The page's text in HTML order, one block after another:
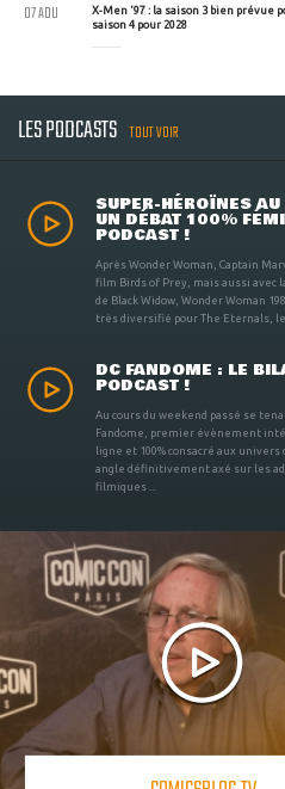
X-Men '97 : la saison 3 bien prévue
saison 4 pour 2028
07 AOU
LES PODCASTS TOUT VOIR
SUPER-HÉROÏNES
UN DÉBAT 100%
PODCAST !
Après Wonder Woman, Captain
film Birds of Prey, mais aussi avec
de Black Widow, Wonder Woman
très diversifié pour The Eternals,
DC FANDOME : LE
PODCAST !
Au cours du weekend passé se
Fandome, premier évènement
ligne et 100% consacré aux univers
angle définitivement axé sur les
filmiques ...